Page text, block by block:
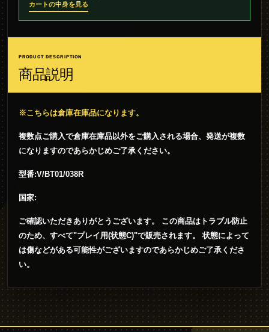
カートの中身を見る
PRODUCT DESCRIPTION
商品説明
※こちらは倉庫在庫品になります。
複数点ご購入で倉庫在庫品以外をご購入される場合、発送が複数
になりますのであらかじめご了承ください。
型番:V/BT01/038R
国家:
ご確認いただきありがとうございます。 この商品はトラブル防止
のため、すべて"プレイ用(状態C)"で販売されます。 状態によって
は傷などがある可能性がございますのであらかじめご了承くださ
い。